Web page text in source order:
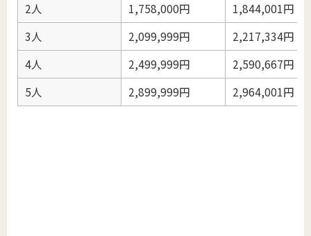
2人
1,758,000円
1,844,001円
3人
2,099,999円
2,217,334円
4人
2,499,999円
2,590,667円
5人
2,899,999円 2,964,001円